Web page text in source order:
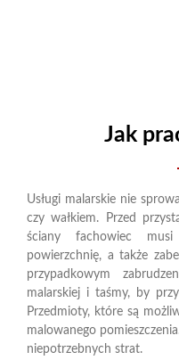
Jak
Usługi malarskie nie
czy wałkiem. Przed
ściany fachowiec
powierzchnię, a także
przypadkowym
malarskiej i taśmy, by
Przedmioty, które są
malowanego
niepotrzebnych strat.